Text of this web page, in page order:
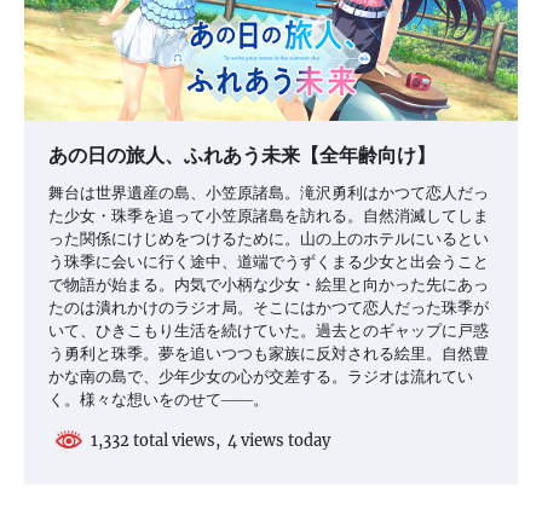
あの日の旅人、ふれあう未来【全年齢向け】
舞台は世界遺産の島、小笠原諸島。滝沢勇利はかつて恋人だっ
た少女・珠季を追って小笠原諸島を訪れる。自然消滅してしま
った関係にけじめをつけるために。山の上のホテルにいるとい
う珠季に会いに行く途中、道端でうずくまる少女と出会うこと
で物語が始まる。内気で小柄な少女・絵里と向かった先にあっ
たのは潰れかけのラジオ局。そこにはかつて恋人だった珠季が
いて、ひきこもり生活を続けていた。過去とのギャップに戸惑
う勇利と珠季。夢を追いつつも家族に反対される絵里。自然豊
かな南の島で、少年少女の心が交差する。ラジオは流れてい
く。様々な想いをのせて――。
1,332 total views, 4 views today